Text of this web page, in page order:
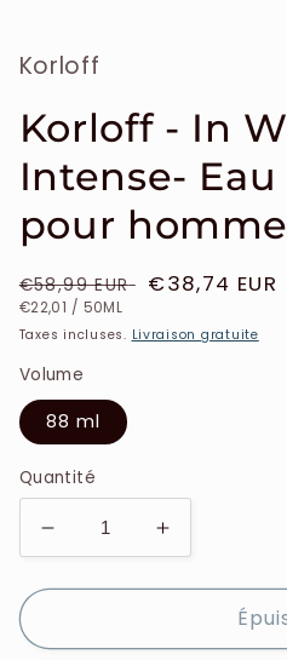
Korloff
Korloff - In
Intense-
pour homme
Prix
habituel
€58,99 EUR
Prix
€38,74 EUR
PRIX
€22,01 / PAR
50ML
Taxes incluses. Livraison gratuite
Volume
88 ml
Quantité
Réduire
la
quantité
Korloff
Augmenter
la
quantité
Korloff